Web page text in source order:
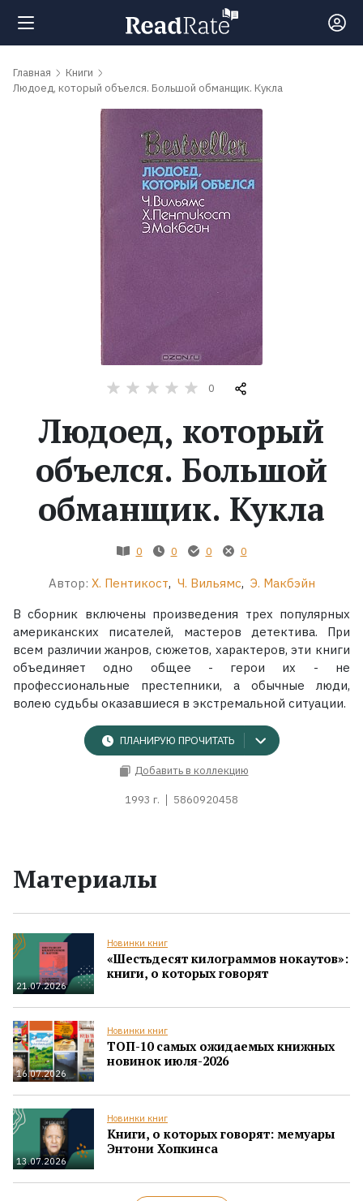
Поиск
обсуждаемые
Серии
Экранизации
Главная
Книги
Людоед, который объелся. Большой обманщик. Кукла
0
Людоед, который
объелся. Большой
обманщик. Кукла
0 0 0 0
Автор: Х. Пентикост, Ч. Вильямс, Э. Макбэйн
В сборник включены произведения трех популярных
американских писателей, мастеров детектива. При
всем различии жанров, сюжетов, характеров, эти книги
объединяет одно общее - герои их - не
профессиональные престепники, а обычные люди,
волею судьбы оказавшиеся в экстремальной ситуации.
ПЛАНИРУЮ ПРОЧИТАТЬ
Добавить в коллекцию
1993 г. 5860920458
Материалы
21.07.2026
Новинки книг
«Шестьдесят килограммов нокаутов»:
книги, о которых говорят
16.07.2026
Новинки книг
ТОП-10 самых ожидаемых книжных
новинок июля-2026
13.07.2026
Новинки книг
Книги, о которых говорят: мемуары
Энтони Хопкинса